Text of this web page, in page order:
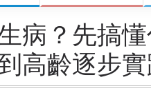
病？先搞
齡逐步實